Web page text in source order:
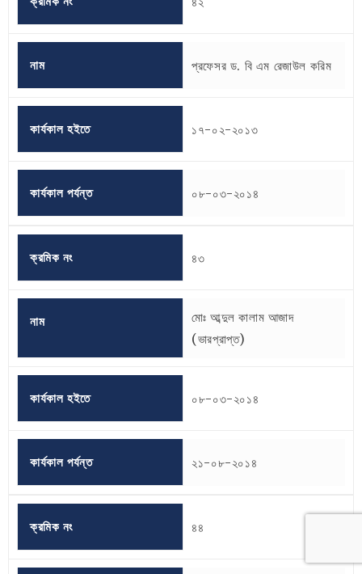
নাম প্রফেসর ড. বি এম রেজাউল করিম
কার্যকাল হইতে ১৭-০২-২০১৩
কার্যকাল পর্যন্ত ০৮-০৩-২০১৪
ক্রমিক নং ৪৩
নাম
মোঃ আব্দুল কালাম আজাদ
(ভারপ্রাপ্ত)
কার্যকাল হইতে ০৮-০৩-২০১৪
কার্যকাল পর্যন্ত ২১-০৮-২০১৪
ক্রমিক নং ৪৪